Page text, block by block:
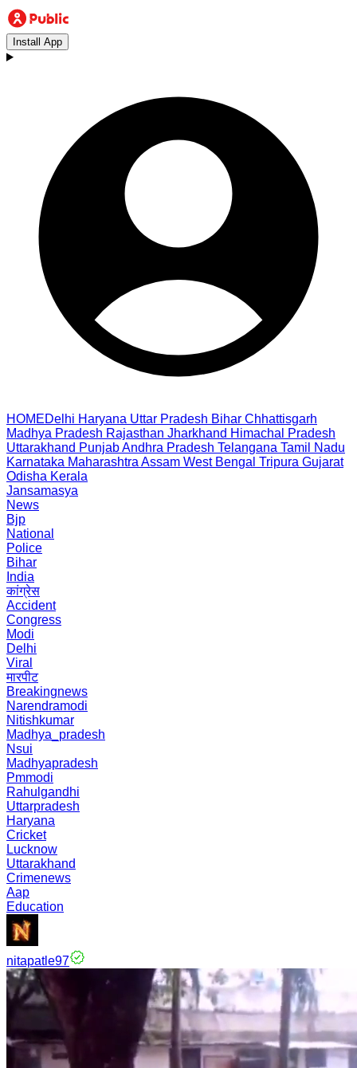
Install App
HOMEDelhi Haryana Uttar Pradesh Bihar Chhattisgarh
Madhya Pradesh Rajasthan Jharkhand Himachal Pradesh
Uttarakhand PunjabAndhra Pradesh Telangana Tamil Nadu
Karnataka Maharashtra Assam West Bengal Tripura Gujarat
Odisha Kerala
Jansamasya
News
Bjp
National
Police
Bihar
India
कांग्रेस
Accident
Congress
Modi
Delhi
Viral
मारपीट
Breakingnews
Narendramodi
Nitishkumar
Madhya_pradesh
Nsui
Madhyapradesh
Pmmodi
Rahulgandhi
Uttarpradesh
Haryana
Cricket
Lucknow
Uttarakhand
Crimenews
Aap
Education
nitapatle97